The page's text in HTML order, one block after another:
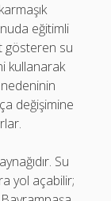
eğitimli
gösteren su
kullanarak
nedeninin
değişimine
Su
yol açabilir;